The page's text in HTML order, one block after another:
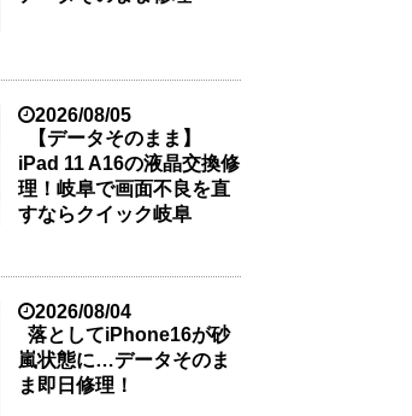
2026/08/05
【データそのまま】
iPad 11 A16の液晶交換修
理！岐阜で画面不良を直
すならクイック岐阜
2026/08/04
落としてiPhone16が砂
嵐状態に…データそのま
ま即日修理！